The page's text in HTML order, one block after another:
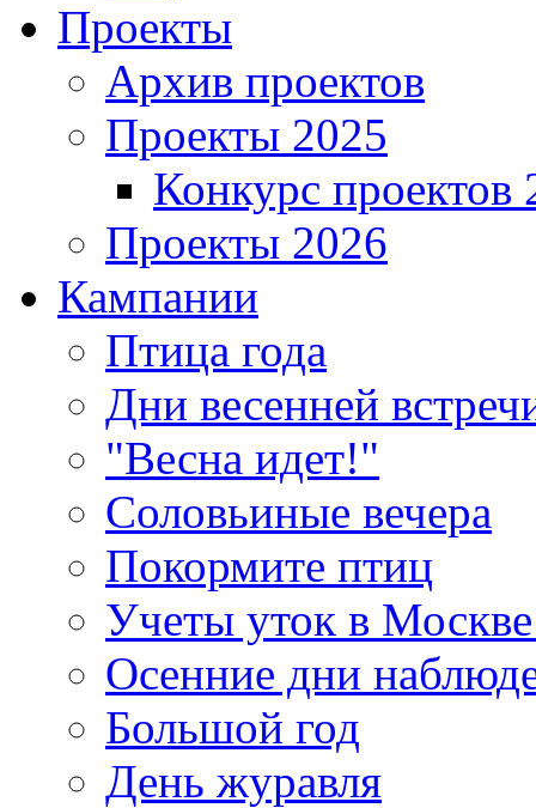
Проекты
Архив проектов
Проекты 2025
Конкурс проектов
Проекты 2026
Кампании
Птица года
Дни весенней
"Весна идет!"
Соловьиные вечера
Покормите птиц
Учеты уток в
Осенние дни
Большой год
День журавля